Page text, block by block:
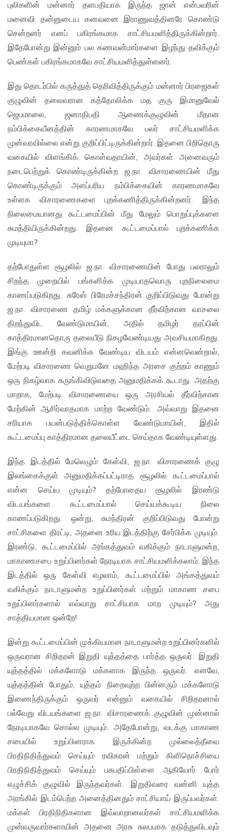
புலிகளின் மன்னார் தளபதியாக இருந்த ஜான் என்பவரின்
மனைவி தன்னுடைய கனவனை இராணுவத்தினரே கொண்டு
சென்றனர் எனப் பகிரங்கமாக சாட்சியமளித்திருக்கின்றார்.
இதேபோன்று இன்னும் பல கணவன்மார்களை இழந்து தவிக்கும்
பெண்கள் பகிரங்கமாகவே சாட்சியமளித்துள்ளனர்.
இது தொடர்பில் கருத்துத் தெரிவித்திருக்கும் மன்னார் பிரஜைகள்
குழுவின் தலைவரான கத்தோலிக்க மத குரு இமானுவேல்
ஜெபமாலை, ஜனாதிபதி ஆணைக்குழுவின் மீதான
நம்பிக்கையீனத்தின் காரணமாகவே பலர் சாட்சியமளிக்க
முன்வரவில்லை என்று குறிப்பிட்டிருக்கின்றார். இதனை பிறிதொரு
வகையில் விளங்கிக் கொள்வதாயின், அவர்கள் அனைவரும்
நடைபெற்றுக் கொண்டிருக்கின்ற ஜ.நா. விசாரணையின் மீது
கொண்டிருக்கும் அளப்பரிய நம்பிக்கையின் காரணமாகவே
உள்ளக விசாரணைகளை புறக்கணித்திருக்கின்றனர். இந்த
நிலைமையானது கூட்டமைப்பின் மீது மேலும் பொறுப்புக்களை
சுமத்தியிருக்கின்றது. இதனை கூட்டமைப்பால் புறக்கணிக்க
முடியுமா?
தற்போதுள்ள சூழலில் ஜ.நா. விசாரணையின் போது பலராலும்
சிறந்த முறையில் பங்களிக்க முடியாதவொரு புறநிலைமை
காணப்படுகிறது. சுரேஸ் பிரேமச்சந்திரன் குறிப்பிடுவது போன்று
ஜ.நா. விசாரணை தமிழ் மக்களுக்கான தீர்விற்கான வாசலை
திறந்துவிட வேண்டுமாயின், அதில் தமிழர் தரப்பின்
காத்திரமானதொரு தலையீடு நிகழவேண்டியது அவசியமாகிறது.
இங்கு ஊன்றி கவனிக்க வேண்டிய விடயம் என்னவென்றால்,
மேற்படி விசாரணை வெறுமனே மஹிந்த அரசை குற்றம் காணும்
ஒரு நிகழ்வாக சுருங்கிவிடுவதை அனுமதிக்கக் கூடாது. அதற்கு
மாறாக, மேற்படி விசாரணையை ஒரு அரசியல் தீர்விற்கான
மேற்கின் ஆசிர்வாதமாக மாற்ற வேண்டும். அவ்வாறு இதனை
சரியாக பயன்படுத்திக்கொள்ள வேண்டுமாயின், இதில்
கூட்டமைப்பு காத்திரமான தலையீட்டை செய்தாக வேண்டியுள்ளது.
இந்த இடத்தில் மேலெழும் கேள்வி, ஜ.நா. விசாரணைக் குழு
இலங்கைக்குள் அனுமதிக்கப்பட்டிராத சூழலில் கூட்டமைப்பால்
என்ன செய்ய முடியும்? தற்போதைய சூழலில் இரண்டு
விடயங்களை கூட்டமைப்பால் செய்யக்கூடிய நிலை
காணப்படுகிறது. ஒன்று, சுமந்திரன் குறிப்பிடுவது போன்று
சாட்சிகளை திரட்டி, அதனை உரிய இடத்திற்கு சேர்பிக்க முடியும்.
இரண்டு, கூட்டமைப்பில் அங்கத்துவம் வகிக்கும் நாடாளுமன்ற,
மாகாணசபை உறுப்பினர்கள் நேரடியாக சாட்சியமளிக்கலாம். இந்த
இடத்தில் ஒரு கேள்வி எழலாம், கூட்டமைப்பில் அங்கத்துவம்
வகிக்கும் நாடாளுமன்ற உறுப்பினர்கள் மற்றும் மாகாண சபை
உறுப்பினர்களால் எவ்வாறு சாட்சியாக மாற முடியும்? அது
சாத்தியமான ஒன்றே!
இன்று கூட்டமைப்பின் முக்கியமான நாடாளுமன்ற உறுப்பினர்களில்
ஒருவரான சிறிதரன் இறுதி யுத்தத்தை பார்த்த ஒருவர். இறுதி
யுத்தத்தில் மக்களோடு மக்களாக இருந்த ஒருவர். எனவே,
யுத்தத்தின் போதும், யுத்தம் நிறைவுற்ற பின்னரும் மக்களோடு
இணைந்திருக்கும் ஒருவர் என்னும் வகையில் சிறிதரனால்
பல்வேறு விடயங்களை ஜ.நா. விசாரணைக் குழுவின் முன்னால்
நேரடியாகவே சொல்ல முடியும். அதேபோன்று, வடக்கு மாகாண
சபையில் உறுப்பினராக இருக்கின்ற முல்லைத்தீவை
பிரதிநிதித்துவம் செய்யும் ரவிகரன் மற்றும் கிளிநொச்சியை
பிரதிநிதித்துவம் செய்யும் பசுபதிப்பிள்ளை ஆகியோர் போர்
எழுச்சிக் குழுவில் இருந்தவர்கள். இறுதிவரை வன்னி யுத்த
அரங்கில் இடம்பெற்ற அனைத்தினதும் சாட்சியாய் இருப்பவர்கள்.
மக்கள் பிரதிநிதிகளான இவ்வாறானவர்கள் சாட்சியமளிக்க
முன்வருவார்களாயின் அதனை அரசு சுலபமாக தடுத்துவிடவும்